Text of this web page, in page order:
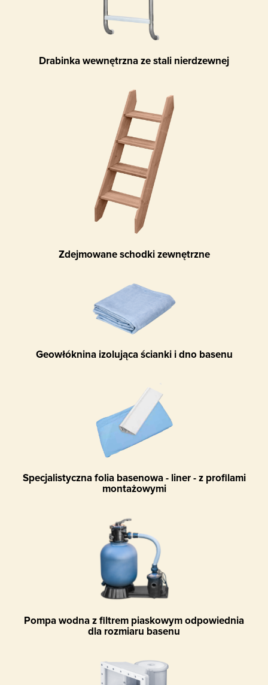
Drabinka wewnętrzna ze stali nierdzewnej
Zdejmowane schodki zewnętrzne
Geowłóknina izolująca ścianki i dno basenu
Specjalistyczna folia basenowa - liner - z profilami
montażowymi
Pompa wodna z filtrem piaskowym odpowiednia
dla rozmiaru basenu